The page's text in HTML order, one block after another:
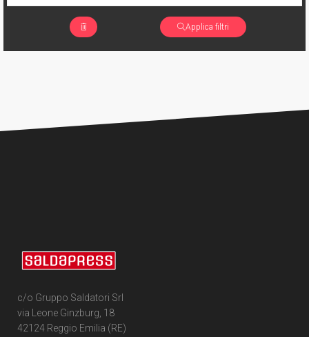
Applica filtri
c/o Gruppo Saldatori Srl
via Leone Ginzburg, 18
42124 Reggio Emilia (RE)